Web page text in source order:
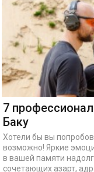
7
Баку
Хотели бы вы
возможно! Яркие
в вашей памяти
сочетающих азарт,